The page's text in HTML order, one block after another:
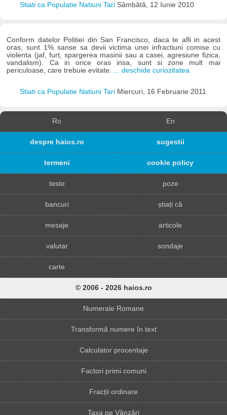
Stiati ca Populatie Natiuni Tari Sâmbătă, 12 Iunie 2010
Conform datelor Politiei din San Francisco, daca te afli in acest
oras, sunt 1% sanse sa devii victima unei infractiuni comise cu
violenta (jaf, furt, spargerea masinii sau a casei, agresiune fizica,
vandalism). Ca in orice oras insa, sunt si zone mult mai
periculoase, care trebuie evitate. ... deschide curiozitatea
Stiati ca Populatie Natiuni Tari Miercuri, 16 Februarie 2011
Ro En
despre haios.ro sugestii
termeni cookie policy
teste poze
bancuri știați că
mesaje articole
valutar sondaje
carte
© 2006 - 2026 haios.ro
Numerale Romane
Transformă numere în text
Calculator procentaje
Factori primi comuni
Fracții ordinare
Taxa pe Vânzări